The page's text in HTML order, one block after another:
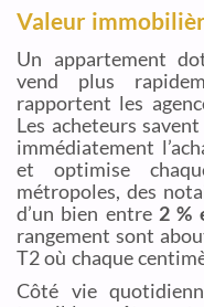
Valeur
Un appartement
vend plus
rapportent les
Les acheteurs
immédiatement
et optimise
métropoles, des
d’un bien entre 2 %
rangement sont
T2 où chaque
Côté vie